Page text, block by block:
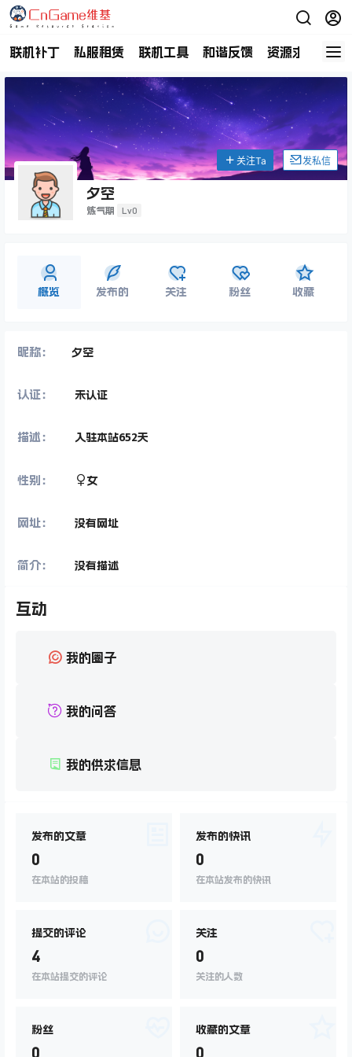
联机补丁 私服租赁 联机工具 和谐反馈 资源求助 商
夕空
炼气期 Lv0
关注Ta 发私信
概览 发布的 关注 粉丝 收藏
昵称： 夕空
认证： 未认证
描述： 入驻本站652天
性别： 女
网址： 没有网址
简介： 没有描述
互动
我的圈子
我的问答
我的供求信息
发布的文章
0
在本站的投稿
发布的快讯
0
在本站发布的快讯
提交的评论
4
在本站提交的评论
关注
0
关注的人数
粉丝
0
收藏的文章
0